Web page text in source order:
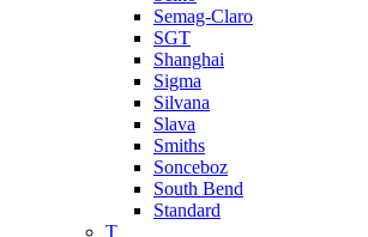
Semag-Claro
SGT
Shanghai
Sigma
Silvana
Slava
Smiths
Sonceboz
South Bend
Standard
T